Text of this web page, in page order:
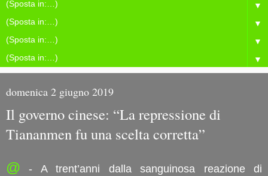
▼
▼
▼
▼
domenica 2 giugno 2019
Il governo cinese: “La repressione di
Tiananmen fu una scelta corretta”
@ - A trent’anni dalla sanguinosa reazione di